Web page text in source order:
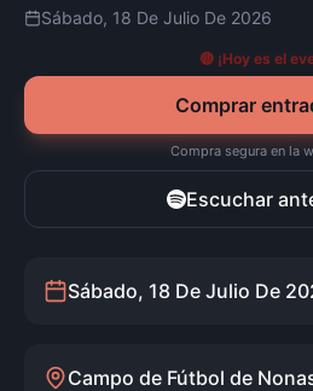
Sábado, 18 De Julio De 2026
🔴 ¡Hoy es el
Comprar
Compra segura en la
Escuchar
Sábado, 18 De Julio De
Campo de Fútbol de